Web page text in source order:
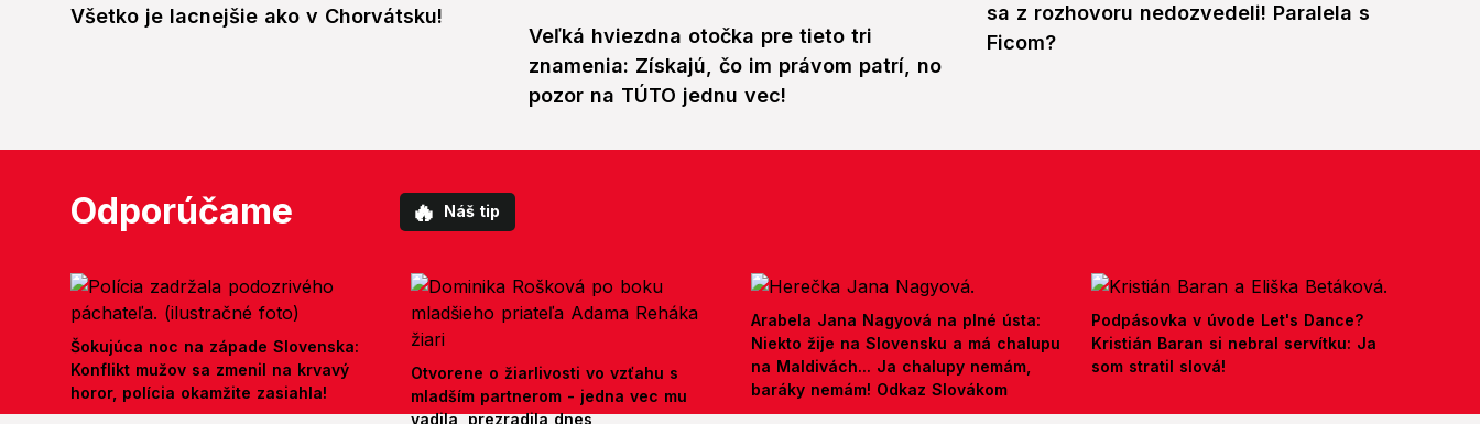
Všetko je lacnejšie ako v Chorvátsku!
Veľká hviezdna otočka pre tieto tri
znamenia: Získajú, čo im právom patrí, no
pozor na TÚTO jednu vec!
sa z rozhovoru nedozvedeli! Paralela s
Ficom?
Odporúčame 🔥 Náš tip
Šokujúca noc na západe Slovenska:
Konflikt mužov sa zmenil na krvavý
horor, polícia okamžite zasiahla!
Otvorene o žiarlivosti vo vzťahu s
mladším partnerom - jedna vec mu
vadila, prezradila dnes
Arabela Jana Nagyová na plné ústa:
Niekto žije na Slovensku a má chalupu
na Maldivách... Ja chalupy nemám,
baráky nemám! Odkaz Slovákom
Podpásovka v úvode Let's Dance?
Kristián Baran si nebral servítku: Ja
som stratil slová!